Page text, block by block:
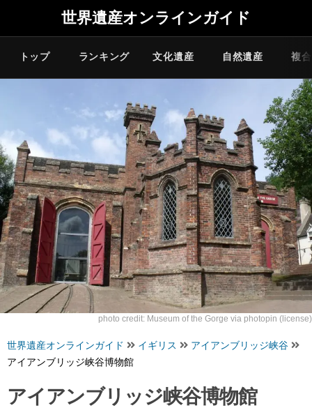
世界遺産オンラインガイド
トップ ランキング 文化遺産 自然遺産 複
photo credit: Museum of the Gorge via photopin (license)
世界遺産オンラインガイド イギリス
アイアンブリッジ峡谷
アイアンブリッジ峡谷博物館
アイアンブリッジ峡谷博物館